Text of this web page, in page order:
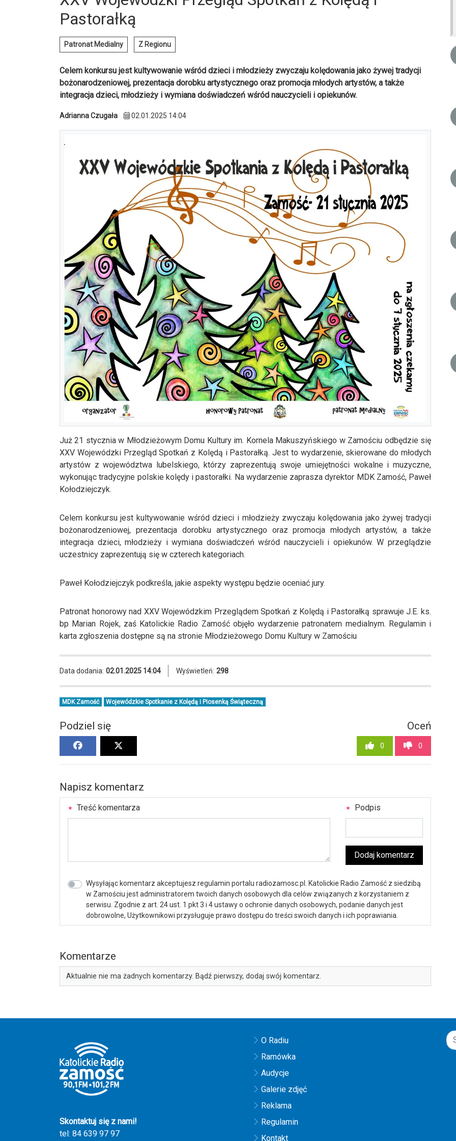
Pastorałką
Patronat Medialny Z Regionu
Celem konkursu jest kultywowanie wśród dzieci i młodzieży zwyczaju kolędowania jako żywej tradycji
bożonarodzeniowej, prezentacja dorobku artystycznego oraz promocja młodych artystów, a także
integracja dzieci, młodzieży i wymiana doświadczeń wśród nauczycieli i opiekunów.
Adrianna Czugała 02.01.2025 14:04
Już 21 stycznia w Młodzieżowym Domu Kultury im. Kornela Makuszyńskiego w Zamościu odbędzie się
XXV Wojewódzki Przegląd Spotkań z Kolędą i Pastorałką. Jest to wydarzenie, skierowane do młodych
artystów z województwa lubelskiego, którzy zaprezentują swoje umiejętności wokalne i muzyczne,
wykonując tradycyjne polskie kolędy i pastorałki. Na wydarzenie zaprasza dyrektor MDK Zamość, Paweł
Kołodziejczyk.
Celem konkursu jest kultywowanie wśród dzieci i młodzieży zwyczaju kolędowania jako żywej tradycji
bożonarodzeniowej, prezentacja dorobku artystycznego oraz promocja młodych artystów, a także
integracja dzieci, młodzieży i wymiana doświadczeń wśród nauczycieli i opiekunów. W przeglądzie
uczestnicy zaprezentują się w czterech kategoriach.
Paweł Kołodziejczyk podkreśla, jakie aspekty występu będzie oceniać jury.
Patronat honorowy nad XXV Wojewódzkim Przeglądem Spotkań z Kolędą i Pastorałką sprawuje J.E. ks.
bp Marian Rojek, zaś Katolickie Radio Zamość objęło wydarzenie patronatem medialnym. Regulamin i
karta zgłoszenia dostępne są na stronie Młodzieżowego Domu Kultury w Zamościu
Data dodania: 02.01.2025 14:04 Wyświetleń: 298
MDK Zamość Wojewódzkie Spotkanie z Kolędą i Piosenką Świąteczną
Podziel się Oceń
0 0
Napisz komentarz
Treść komentarza Podpis
Dodaj komentarz
Wysyłając komentarz akceptujesz regulamin portalu radiozamosc.pl. Katolickie Radio Zamość z siedzibą
w Zamościu jest administratorem twoich danych osobowych dla celów związanych z korzystaniem z
serwisu. Zgodnie z art. 24 ust. 1 pkt 3 i 4 ustawy o ochronie danych osobowych, podanie danych jest
dobrowolne, Użytkownikowi przysługuje prawo dostępu do treści swoich danych i ich poprawiania.
Komentarze
Aktualnie nie ma żadnych komentarzy. Bądź pierwszy, dodaj swój komentarz.
Skontaktuj się z nami!
tel: 84 639 97 97
O Radiu
Ramówka
Audycje
Galerie zdjęć
Reklama
Regulamin
Kontakt